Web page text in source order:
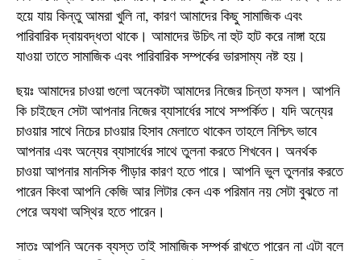
হয়ে যায় কিন্তু আমরা খুলি না, কারণ আমাদের কিছু সামাজিক এবং
পারিবারিক দ্বায়বদ্ধতা থাকে। আমাদের উচিৎ না হুট হাট করে নাঙ্গা হয়ে
যাওয়া তাতে সামাজিক এবং পারিবারিক সম্পর্কের ভারসাম্য নষ্ট হয়।
ছয়ঃ আমাদের চাওয়া গুলো অনেকটা আমাদের নিজের চিন্তা ফসল। আপনি
কি চাইছেন সেটা আপনার নিজের ব্যাসার্ধের সাথে সম্পর্কিত। যদি অন্যের
চাওয়ার সাথে নিচের চাওয়ার হিসাব মেলাতে থাকেন তাহলে নিশ্চিৎ ভাবে
আপনার এবং অন্যের ব্যাসার্ধের সাথে তুলনা করতে শিখবেন। অনর্থক
চাওয়া আপনার মানসিক পীড়ার কারণ হতে পারে। আপনি ভুল তুলনার করতে
পারেন কিংবা আপনি কেজি আর লিটার কেন এক পরিমান নয় সেটা বুঝতে না
পেরে অযথা অস্থির হতে পারেন।
সাতঃ আপনি অনেক ব্যস্ত তাই সামাজিক সম্পর্ক রাখতে পারেন না এটা বলে